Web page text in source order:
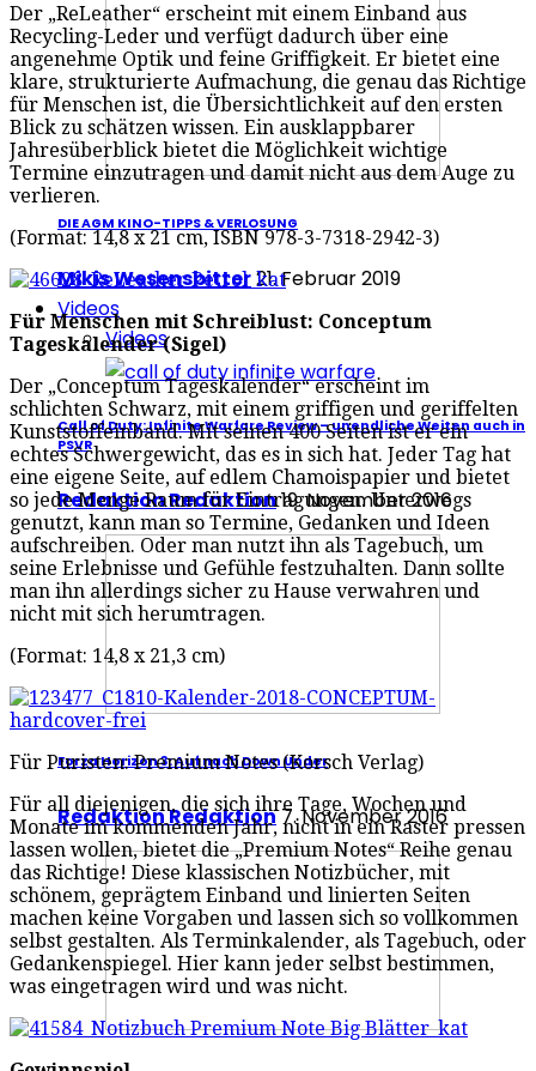
DIE AGM KINO-TIPPS & VERLOSUNG
Mikis Wesensbitter21. Februar 2019
Videos
Videos
Call of Duty: Infinite Warfare Review – unendliche Weiten auch in
PSVR
Redaktion Redaktion19. November 2016
Forza Horizon 3: Auf nach Down Under
Redaktion Redaktion 7. November 2016
Der „ReLeather“ erscheint mit einem Einband aus
Recycling-Leder und verfügt dadurch über eine
angenehme Optik und feine Griffigkeit. Er bietet eine
klare, strukturierte Aufmachung, die genau das Richtige
für Menschen ist, die Übersichtlichkeit auf den ersten
Blick zu schätzen wissen. Ein ausklappbarer
Jahresüberblick bietet die Möglichkeit wichtige
Termine einzutragen und damit nicht aus dem Auge zu
verlieren.
(Format: 14,8 x 21 cm, ISBN 978-3-7318-2942-3)
Für Menschen mit Schreiblust: Conceptum
Tageskalender (Sigel)
Der „Conceptum Tageskalender“ erscheint im
schlichten Schwarz, mit einem griffigen und geriffelten
Kunststoffeinband. Mit seinen 400 Seiten ist er ein
echtes Schwergewicht, das es in sich hat. Jeder Tag hat
eine eigene Seite, auf edlem Chamoispapier und bietet
so jede Menge Raum für Eintragungen. Unterwegs
genutzt, kann man so Termine, Gedanken und Ideen
aufschreiben. Oder man nutzt ihn als Tagebuch, um
seine Erlebnisse und Gefühle festzuhalten. Dann sollte
man ihn allerdings sicher zu Hause verwahren und
nicht mit sich herumtragen.
(Format: 14,8 x 21,3 cm)
Für Puristen: Premium Notes (Korsch Verlag)
Für all diejenigen, die sich ihre Tage, Wochen und
Monate im kommenden Jahr, nicht in ein Raster pressen
lassen wollen, bietet die „Premium Notes“ Reihe genau
das Richtige! Diese klassischen Notizbücher, mit
schönem, geprägtem Einband und linierten Seiten
machen keine Vorgaben und lassen sich so vollkommen
selbst gestalten. Als Terminkalender, als Tagebuch, oder
Gedankenspiegel. Hier kann jeder selbst bestimmen,
was eingetragen wird und was nicht.